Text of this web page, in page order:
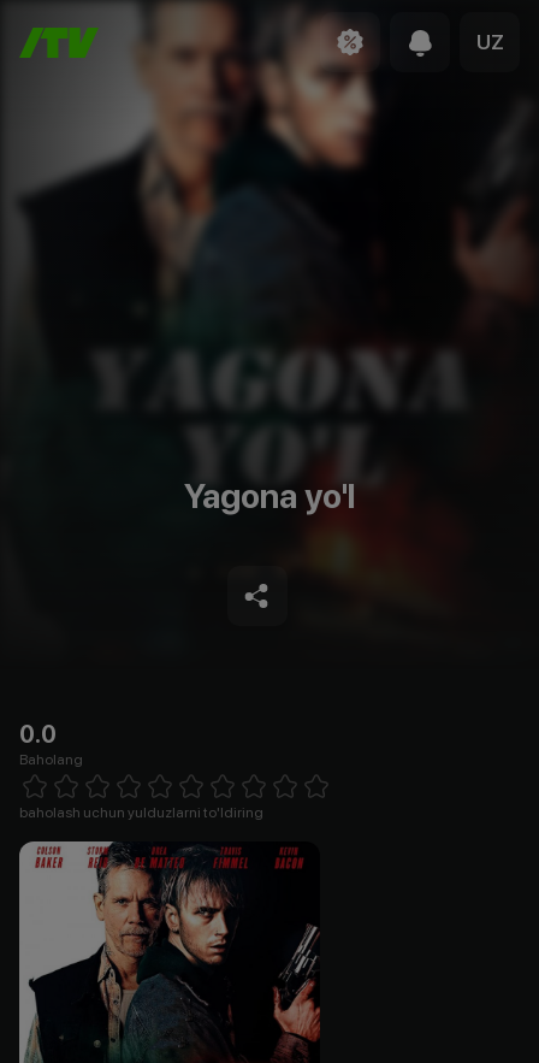
UZ
Yagona yo'l
0.0
Baholang
1 Star 2 Stars 3 Stars 4 Stars5 Stars 6 Stars7 Stars8 Stars
baholash uchun yulduzlarni to'ldiring